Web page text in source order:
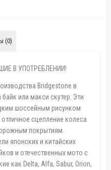
(0)
В УПОТРЕБЛЕНИИ!
Bridgestone в
или макси скутер. Эти
шоссейным рисунком
сцепление колеса
покрытиям.
японских и китайских
и отечественных мото с
как Delta, Alfa, Sabur, Orion,